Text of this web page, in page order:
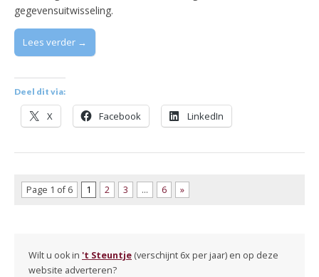
gegevensuitwisseling.
Lees verder →
Deel dit via:
X Facebook LinkedIn
Page 1 of 6 1 2 3 … 6 »
Wilt u ook in 't Steuntje (verschijnt 6x per jaar) en op deze
website adverteren?